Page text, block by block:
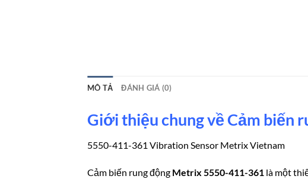
MÔ TẢ ĐÁNH GIÁ (0)
Giới thiệu chung về Cảm
5550-411-361 Vibration Sensor Metrix Vietnam
Cảm biến rung động Metrix 5550-411-361 là một